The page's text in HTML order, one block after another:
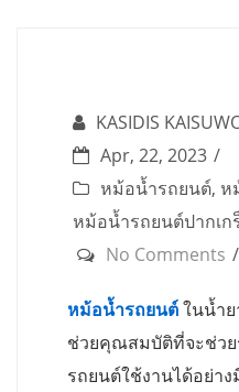
KASIDIS
Apr, 22, 2023
หม้อน้ำรถยนต์, ห
หม้อน้ำรถยนต์ปากเก
No Comments
หม้อน้ำรถยนต์ในน้ำ
ช่วยคุณสมบัติที่จะช่ว
รถยนต์ใช้งานได้อย่า